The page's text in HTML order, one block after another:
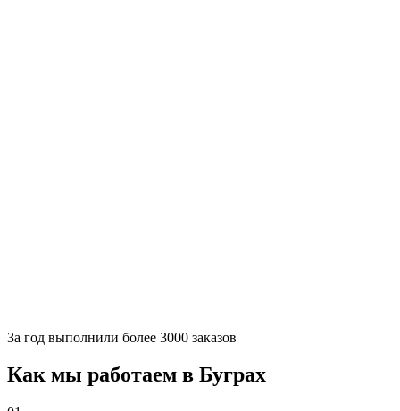
За год выполнили более 3000 заказов
Как мы работаем в Буграх